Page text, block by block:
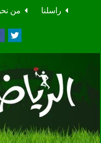
من راسلنا